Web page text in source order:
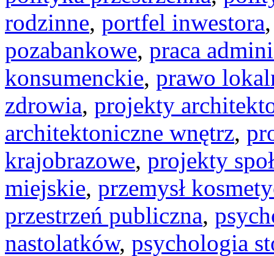
rodzinne, portfel inwestora
pozabankowe, praca
konsumenckie, prawo
zdrowia, projekty
architektoniczne wnętrz,
krajobrazowe, projekty
miejskie, przemysł
przestrzeń publiczna,
nastolatków, psychologia